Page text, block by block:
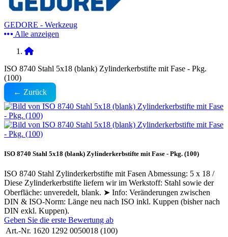
GEDORE - Werkzeug
Alle anzeigen
ISO 8740 Stahl 5x18 (blank) Zylinderkerbstifte mit Fase - Pkg.
(100)
← Zurück
ISO 8740 Stahl 5x18 (blank) Zylinderkerbstifte mit Fase - Pkg. (100)
ISO 8740 Stahl Zylinderkerbstifte mit Fasen Abmessung: 5 x 18 /
Diese Zylinderkerbstifte liefern wir im Werkstoff: Stahl sowie der
Oberfläche: unveredelt, blank. ➤ Info: Veränderungen zwischen
DIN & ISO-Norm: Länge neu nach ISO inkl. Kuppen (bisher nach
DIN exkl. Kuppen).
Geben Sie die erste Bewertung ab
Art.-Nr. 1620 1292 0050018 (100)